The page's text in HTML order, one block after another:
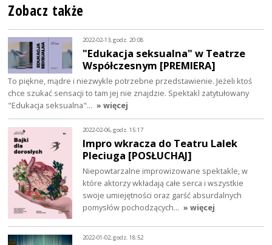
Zobacz także
2022-02-13, godz. 20:08
"Edukacja seksualna" w Teatrze
Współczesnym [PREMIERA]
To piękne, mądre i niezwykle potrzebne przedstawienie. Jeżeli ktoś
chce szukać sensacji to tam jej nie znajdzie. Spektakl zatytułowany
"Edukacja seksualna"… » więcej
2022-02-06, godz. 15:17
Impro wkracza do Teatru Lalek
Pleciuga [POSŁUCHAJ]
Niepowtarzalne improwizowane spektakle, w
które aktorzy wkładają całe serca i wszystkie
swoje umiejętności oraz garść absurdalnych
pomysłów pochodzących… » więcej
2022-01-02, godz. 18:52